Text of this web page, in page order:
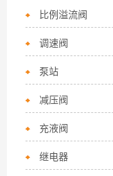
比例溢流阀
调速阀
泵站
减压阀
充液阀
继电器